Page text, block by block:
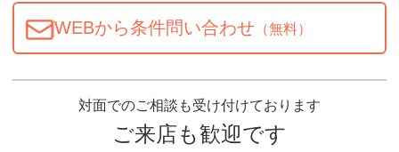
WEBから条件問い合わせ （無料）
対面でのご相談も受け付けております
ご来店も歓迎です